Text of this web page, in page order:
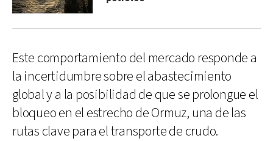
Este comportamiento del mercado responde a
la incertidumbre sobre el abastecimiento
global y a la posibilidad de que se prolongue el
bloqueo en el estrecho de Ormuz, una de las
rutas clave para el transporte de crudo.